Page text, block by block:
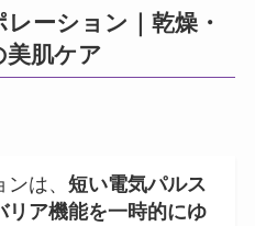
ーション｜乾燥・
美肌ケア
は、 短い電気パルス
リア機能を一時的にゆ